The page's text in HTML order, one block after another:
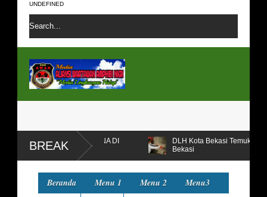
UNDEFINED
BREAK
BENCANA DI
DLH Kota Bekasi Temukan dan Segel Salah
Beranda Menu 1 Menu 2
Menu3